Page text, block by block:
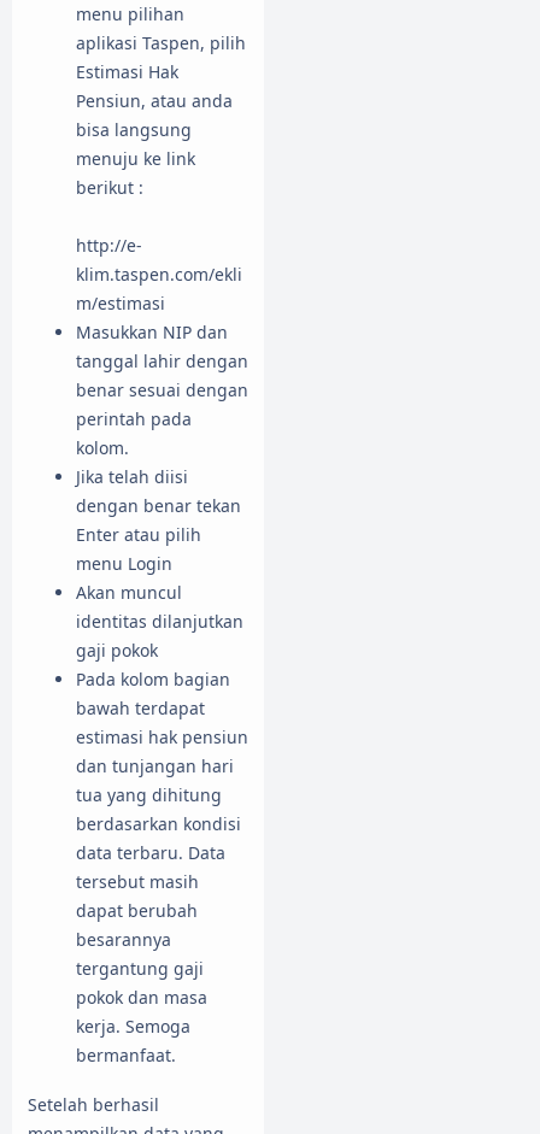
menu pilihan
aplikasi Taspen, pilih
Estimasi Hak
Pensiun, atau anda
bisa langsung
menuju ke link
berikut :
http://e-
klim.taspen.com/ekli
m/estimasi
Masukkan NIP dan
tanggal lahir dengan
benar sesuai dengan
perintah pada
kolom.
Jika telah diisi
dengan benar tekan
Enter atau pilih
menu Login
Akan muncul
identitas dilanjutkan
gaji pokok
Pada kolom bagian
bawah terdapat
estimasi hak pensiun
dan tunjangan hari
tua yang dihitung
berdasarkan kondisi
data terbaru. Data
tersebut masih
dapat berubah
besarannya
tergantung gaji
pokok dan masa
kerja. Semoga
bermanfaat.
Setelah berhasil